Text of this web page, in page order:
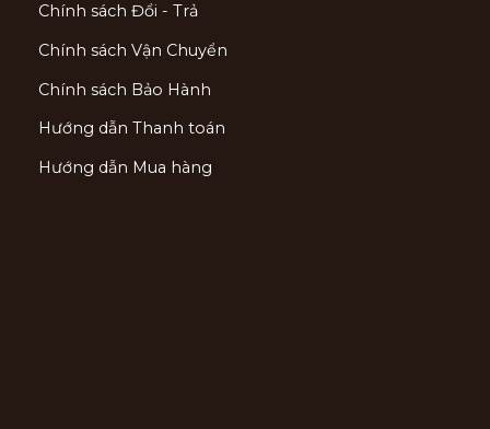
Chính sách Đổi - Trả
Chính sách Vận Chuyển
Chính sách Bảo Hành
Hướng dẫn Thanh toán
Hướng dẫn Mua hàng